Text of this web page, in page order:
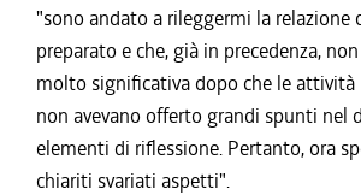
"sono andato a rileggermi la relazione
preparato e che, già in precedenza,
molto significativa dopo che le attività
non avevano offerto grandi spunti
elementi di riflessione. Pertanto, ora
chiariti svariati aspetti".